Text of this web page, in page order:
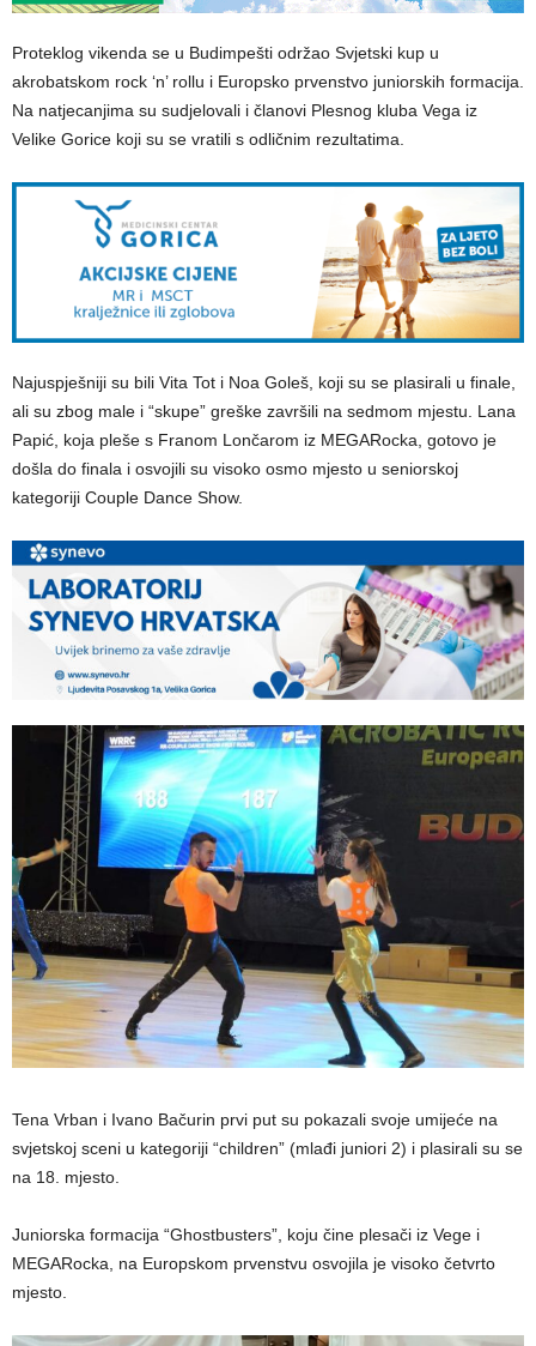
Proteklog vikenda se u Budimpešti održao Svjetski kup u
akrobatskom rock ‘n’ rollu i Europsko prvenstvo juniorskih formacija.
Na natjecanjima su sudjelovali i članovi Plesnog kluba Vega iz
Velike Gorice koji su se vratili s odličnim rezultatima.
Najuspješniji su bili Vita Tot i Noa Goleš, koji su se plasirali u finale,
ali su zbog male i “skupe” greške završili na sedmom mjestu. Lana
Papić, koja pleše s Franom Lončarom iz MEGARocka, gotovo je
došla do finala i osvojili su visoko osmo mjesto u seniorskoj
kategoriji Couple Dance Show.
Tena Vrban i Ivano Bačurin prvi put su pokazali svoje umijeće na
svjetskoj sceni u kategoriji “children” (mlađi juniori 2) i plasirali su se
na 18. mjesto.
Juniorska formacija “Ghostbusters”, koju čine plesači iz Vege i
MEGARocka, na Europskom prvenstvu osvojila je visoko četvrto
mjesto.